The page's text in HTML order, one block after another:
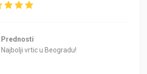
Prednosti
Najbolji vrtic u Beogradu!